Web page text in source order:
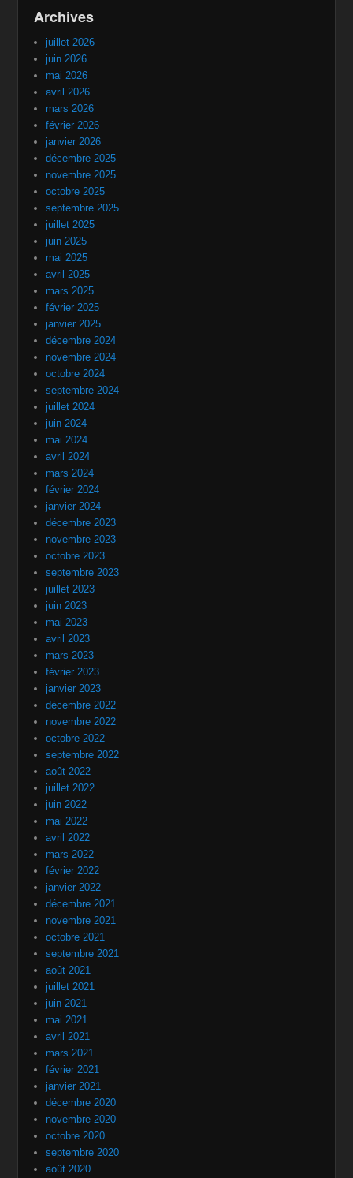
Archives
juillet 2026
juin 2026
mai 2026
avril 2026
mars 2026
février 2026
janvier 2026
décembre 2025
novembre 2025
octobre 2025
septembre 2025
juillet 2025
juin 2025
mai 2025
avril 2025
mars 2025
février 2025
janvier 2025
décembre 2024
novembre 2024
octobre 2024
septembre 2024
juillet 2024
juin 2024
mai 2024
avril 2024
mars 2024
février 2024
janvier 2024
décembre 2023
novembre 2023
octobre 2023
septembre 2023
juillet 2023
juin 2023
mai 2023
avril 2023
mars 2023
février 2023
janvier 2023
décembre 2022
novembre 2022
octobre 2022
septembre 2022
août 2022
juillet 2022
juin 2022
mai 2022
avril 2022
mars 2022
février 2022
janvier 2022
décembre 2021
novembre 2021
octobre 2021
septembre 2021
août 2021
juillet 2021
juin 2021
mai 2021
avril 2021
mars 2021
février 2021
janvier 2021
décembre 2020
novembre 2020
octobre 2020
septembre 2020
août 2020